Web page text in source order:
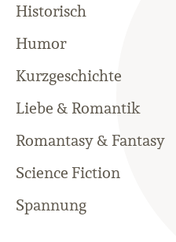
Historisch
Humor
Kurzgeschichte
Liebe & Romantik
Romantasy & Fantasy
Science Fiction
Spannung